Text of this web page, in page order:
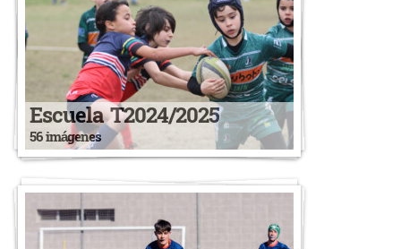
Escuela T2024/2025
56 imágenes